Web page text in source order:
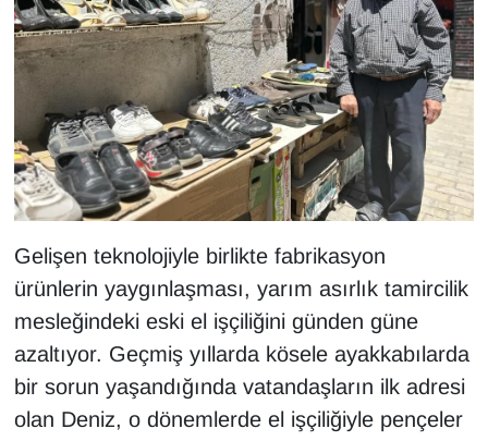
Gelişen teknolojiyle birlikte fabrikasyon
ürünlerin yaygınlaşması, yarım asırlık tamircilik
mesleğindeki eski el işçiliğini günden güne
azaltıyor. Geçmiş yıllarda kösele ayakkabılarda
bir sorun yaşandığında vatandaşların ilk adresi
olan Deniz, o dönemlerde el işçiliğiyle pençeler
MEDYA
ONE EKONOMİ
POLİTİKA
Resmi İlanlar
SAĞLIK
Seri İlan
Sinema - TV